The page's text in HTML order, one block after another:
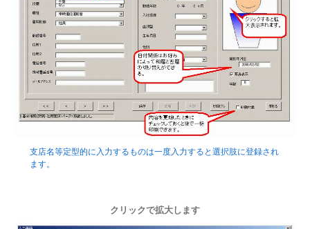
支店名等定型的に入力するものは一度入力すると選択肢に登録され
ます。
クリックで拡大します